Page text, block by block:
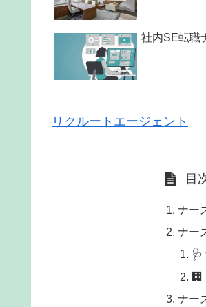
社内SE転職
リクルートエージェント
目
ナー
ナー
🩺
ナー